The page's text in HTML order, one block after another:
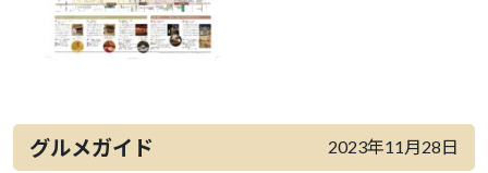
グルメガイド 2023年11月28日